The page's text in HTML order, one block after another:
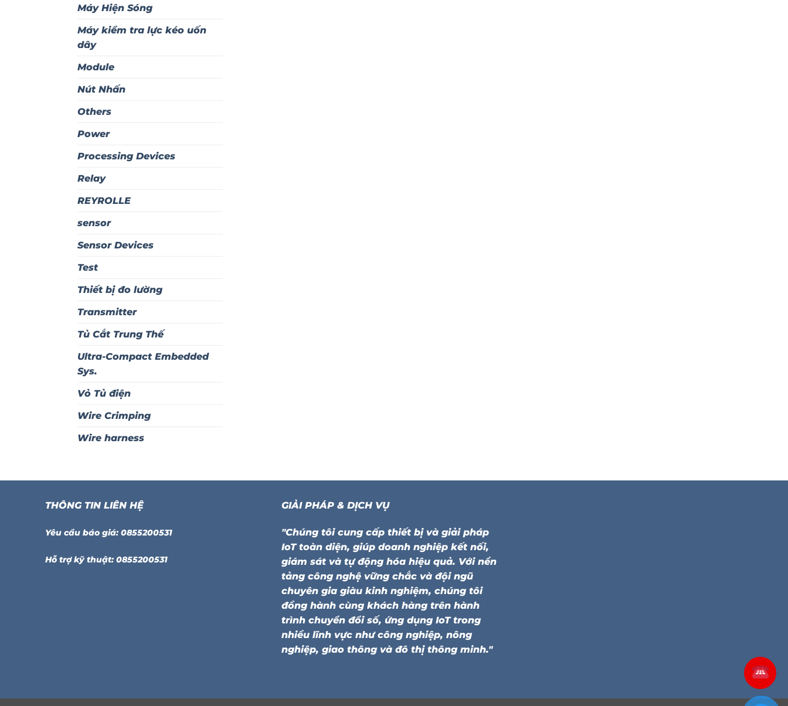
Máy Hiện Sóng
Máy kiểm tra lực kéo uốn
dây
Module
Nút Nhấn
Others
Power
Processing Devices
Relay
REYROLLE
sensor
Sensor Devices
Test
Thiết bị đo lường
Transmitter
Tủ Cắt Trung Thế
Ultra-Compact Embedded
Sys.
Vỏ Tủ điện
Wire Crimping
Wire harness
THÔNG TIN LIÊN HỆ
Yêu cầu báo giá: 0855200531
Hỗ trợ kỹ thuật: 0855200531
GIẢI PHÁP & DỊCH VỤ
"Chúng tôi cung cấp thiết bị và giải pháp
IoT toàn diện, giúp doanh nghiệp kết nối,
giám sát và tự động hóa hiệu quả. Với nền
tảng công nghệ vững chắc và đội ngũ
chuyên gia giàu kinh nghiệm, chúng tôi
đồng hành cùng khách hàng trên hành
trình chuyển đổi số, ứng dụng IoT trong
nhiều lĩnh vực như công nghiệp, nông
nghiệp, giao thông và đô thị thông minh."